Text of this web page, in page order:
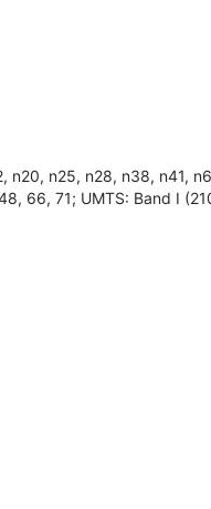
n25, n28, n38, n41,
66, 71; UMTS: Band I